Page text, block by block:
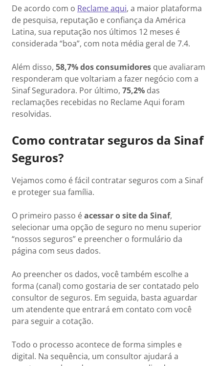
De acordo com o Reclame aqui, a maior plataforma
de pesquisa, reputação e confiança da América
Latina, sua reputação nos últimos 12 meses é
considerada “boa”, com nota média geral de 7.4.
Além disso, 58,7% dos consumidores que avaliaram
responderam que voltariam a fazer negócio com a
Sinaf Seguradora. Por último, 75,2% das
reclamações recebidas no Reclame Aqui foram
resolvidas.
Como contratar seguros da Sinaf
Seguros?
Vejamos como é fácil contratar seguros com a Sinaf
e proteger sua família.
O primeiro passo éacessar o site da Sinaf,
selecionar uma opção de seguro no menu superior
“nossos seguros” e preencher o formulário da
página com seus dados.
Ao preencher os dados, você também escolhe a
forma (canal) como gostaria de ser contatado pelo
consultor de seguros. Em seguida, basta aguardar
um atendente que entrará em contato com você
para seguir a cotação.
Todo o processo acontece de forma simples e
digital. Na sequência, um consultor ajudará a